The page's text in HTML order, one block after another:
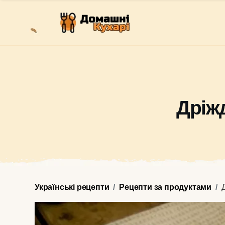
Українські рецепти Рецепти за продуктами